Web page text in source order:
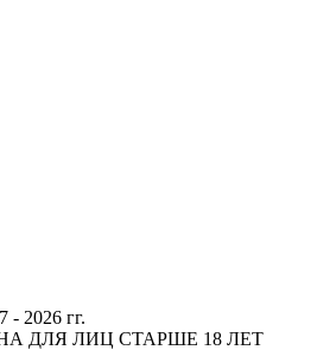
гг.
ДЛЯ ЛИЦ СТАРШЕ 18 ЛЕТ